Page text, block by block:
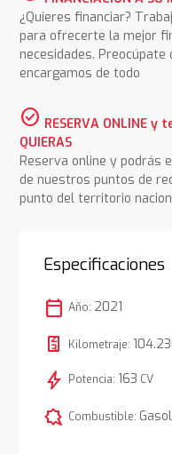
¿Quieres financiar?
para ofrecerte la mejor
necesidades.
encargamos de todo
check_circle RESERVA ONLINE y
QUIERAS
Reserva online y podrás
de nuestros puntos de
punto del territorio
Especificaciones
calendar_today Año: 2021
Kilometraje:
bolt Potencia: 163 CV
comic_bubble Combustible: